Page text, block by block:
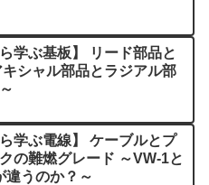
ら学ぶ基板】 リード部品と
シャル部品とラジアル部
ら学ぶ電線】 ケーブルとプ
の難燃グレード ～VW-1と
違うのか？～